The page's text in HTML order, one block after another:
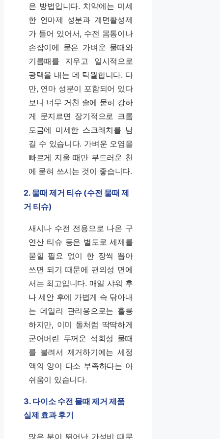
은 방법입니다. 치약에는 미세
한 연마제 성분과 계면활성제
가 들어 있어서, 수전 몸통이나
손잡이에 묻은 가벼운 물때와
기름때를 지우고 일시적으로
광택을 내는 데 탁월합니다. 다
만, 연마 성분이 포함되어 있다
보니 너무 거친 솔에 묻혀 강하
게 문지르면 장기적으로 크롬
도금에 미세한 스크래치를 남
길 수 있습니다. 가벼운 오염을
빠르게 지울 때만 부드러운 천
에 묻혀 쓰시는 것이 좋습니다.
2. 물때 제거 티슈 (수전 물때 제
거 티슈)
새시나 수전 전용으로 나온 구
연산 티슈 등은 별도로 세제를
묻힐 필요 없이 한 장씩 뽑아
쓰면 되기 때문에 편의성 면에
서는 최고입니다. 매일 샤워 후
나 세안 후에 가볍게 슥 닦아내
는 데일리 관리용으로는 훌륭
하지만, 이미 돌처럼 딱딱하게
굳어버린 두꺼운 석회성 물때
를 불려서 제거하기에는 세정
액의 양이 다소 부족하다는 아
쉬움이 있습니다.
3. 다이소 수전 물때 제거 제품
실제 효과 후기
많은 분이 뛰어난 가성비 때문